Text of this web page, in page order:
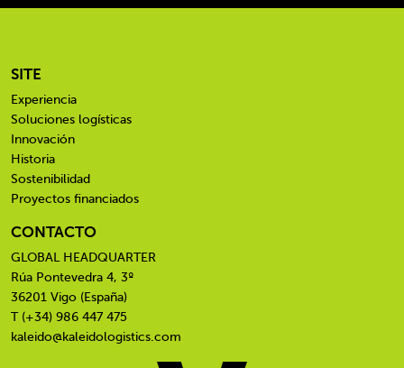
SITE
Experiencia
Soluciones logísticas
Innovación
Historia
Sostenibilidad
Proyectos financiados
CONTACTO
GLOBAL HEADQUARTER
Rúa Pontevedra 4, 3º
36201 Vigo (España)
T (+34) 986 447 475
kaleido@kaleidologistics.com